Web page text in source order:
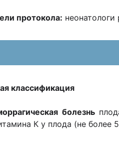
протокола:
классификация
болезнь
К у плода (не более